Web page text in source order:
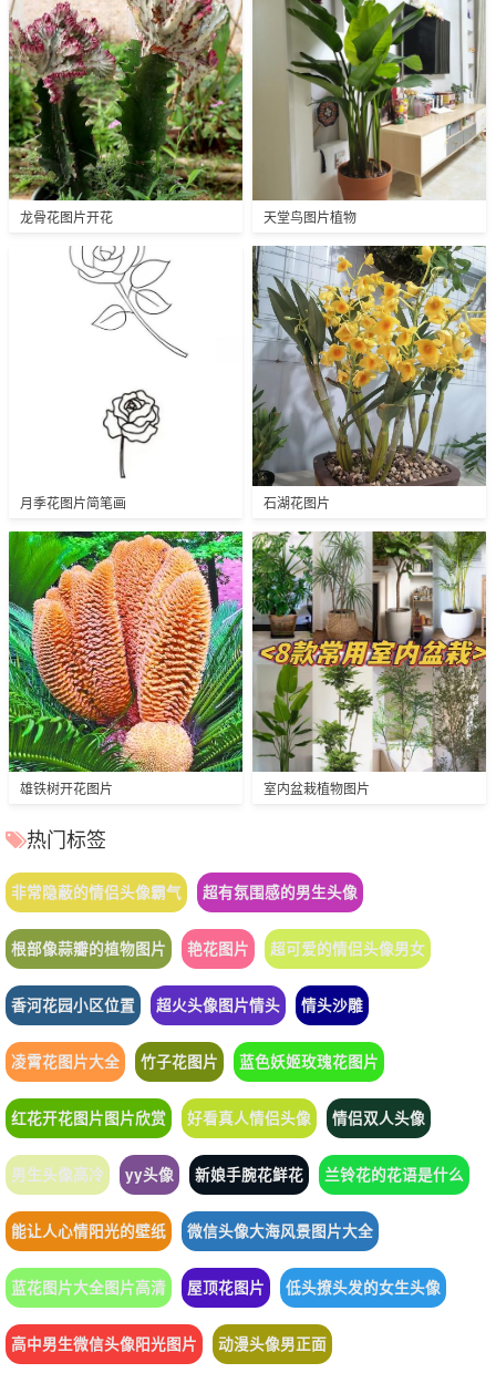
龙骨花图片开花 天堂鸟图片植物
月季花图片简笔画 石湖花图片
雄铁树开花图片 室内盆栽植物图片
热门标签
非常隐蔽的情侣头像霸气 超有氛围感的男生头像
根部像蒜瓣的植物图片 艳花图片 超可爱的情侣头像男女
香河花园小区位置 超火头像图片情头 情头沙雕
凌霄花图片大全 竹子花图片 蓝色妖姬玫瑰花图片
红花开花图片图片欣赏 好看真人情侣头像 情侣双人头像
男生头像高冷 yy头像 新娘手腕花鲜花 兰铃花的花语是什么
能让人心情阳光的壁纸 微信头像大海风景图片大全
蓝花图片大全图片高清 屋顶花图片 低头撩头发的女生头像
高中男生微信头像阳光图片 动漫头像男正面